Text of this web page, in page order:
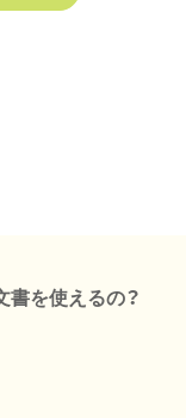
書を使えるの？